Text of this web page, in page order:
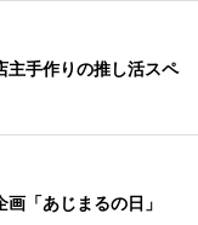
手作りの推し活スペ
画「あじまるの日」